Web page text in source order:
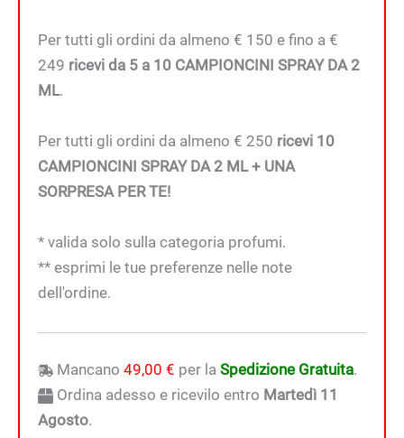
Per tutti gli ordini da almeno € 150 e fino a €
249 ricevi da 5 a 10 CAMPIONCINI SPRAY DA 2
ML.
Per tutti gli ordini da almeno € 250 ricevi 10
CAMPIONCINI SPRAY DA 2 ML + UNA
SORPRESA PER TE!
* valida solo sulla categoria profumi.
** esprimi le tue preferenze nelle note
dell'ordine.
Mancano 49,00 € per la Spedizione Gratuita.
Ordina adesso e ricevilo entro Martedì 11
Agosto.